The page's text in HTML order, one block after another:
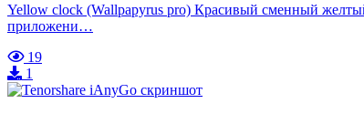
Yellow clock (Wallpapyrus pro) Красивый сменный
приложени…
19
1